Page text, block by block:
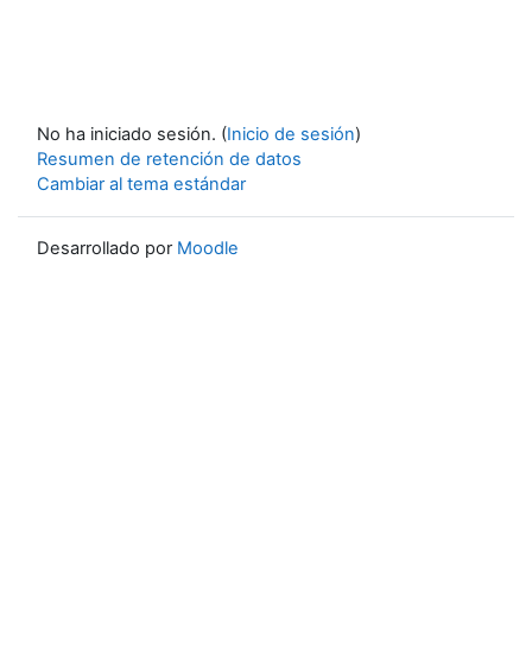
No ha iniciado sesión. (Inicio de sesión)
Resumen de retención de datos
Cambiar al tema estándar
Desarrollado por Moodle